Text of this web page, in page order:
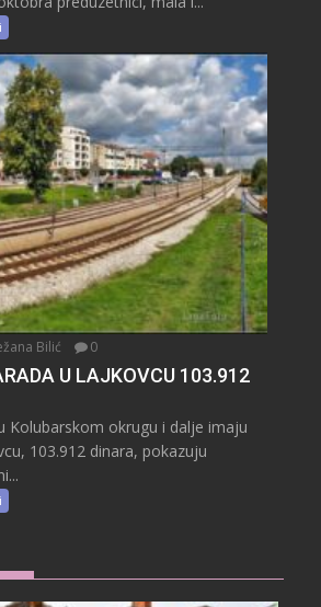
Bilić 0
U LAJKOVCU 103.912
Kolubarskom okrugu i dalje imaju
103.912 dinara, pokazuju